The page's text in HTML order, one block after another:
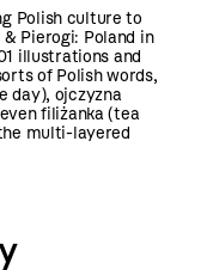
Polish culture to
Pierogi: Poland in
illustrations and
of Polish words,
day), ojczyzna
filiżanka (tea
multi-layered